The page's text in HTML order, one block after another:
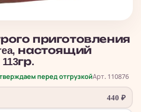
приготовления
настоящий
перед отгрузкойАрт. 110876
440 ₽